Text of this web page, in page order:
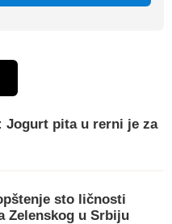
Jogurt pita u rerni je za
sto ličnosti
Zelenskog u Srbiju